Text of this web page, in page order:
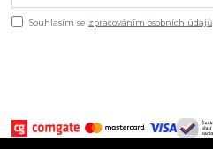
Souhlasím se zpracováním osobních údajů